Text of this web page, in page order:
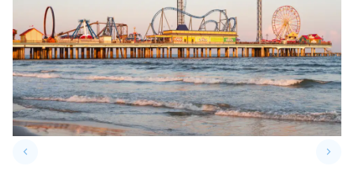
keyboard_arrow_leftPrevious slide keyboard_arrow_right